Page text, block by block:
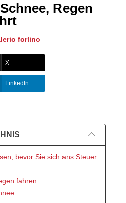
Regen
forlino
X
LinkedIn
bevor Sie sich ans Steuer
fahren